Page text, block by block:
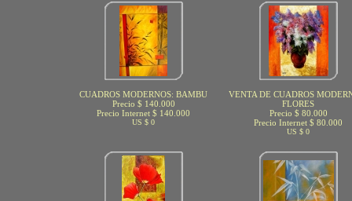
CUADROS MODERNOS: BAMBU
Precio $ 140.000
Precio Internet $ 140.000
US $ 0
VENTA DE CUADROS
FLORES
Precio $ 80.000
Precio Internet $ 80.000
US $ 0